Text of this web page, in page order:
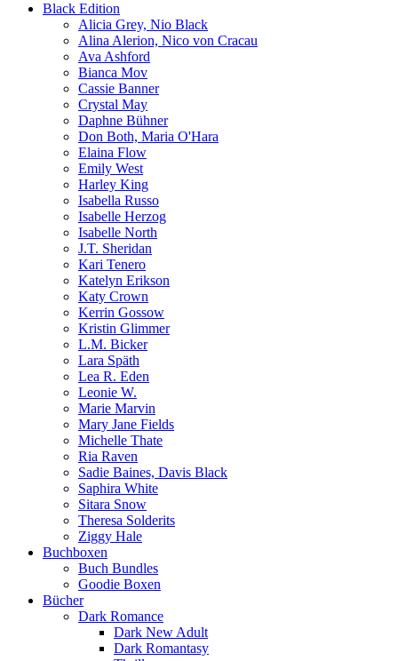
Black Edition
Alicia Grey, Nio Black
Alina Alerion, Nico von Cracau
Ava Ashford
Bianca Mov
Cassie Banner
Crystal May
Daphne Bühner
Don Both, Maria O'Hara
Elaina Flow
Emily West
Harley King
Isabella Russo
Isabelle Herzog
Isabelle North
J.T. Sheridan
Kari Tenero
Katelyn Erikson
Katy Crown
Kerrin Gossow
Kristin Glimmer
L.M. Bicker
Lara Späth
Lea R. Eden
Leonie W.
Marie Marvin
Mary Jane Fields
Michelle Thate
Ria Raven
Sadie Baines, Davis Black
Saphira White
Sitara Snow
Theresa Solderits
Ziggy Hale
Buchboxen
Buch Bundles
Goodie Boxen
Bücher
Dark Romance
Dark New Adult
Dark Romantasy